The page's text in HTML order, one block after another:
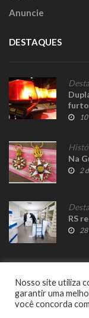
Anuncie
DESTAQUES
furto
Na
2
RS
Nosso site utiliza
garantir uma
você concorda